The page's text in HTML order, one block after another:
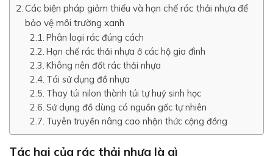
Các biện pháp giảm thiểu và hạn chế rác thải nhựa để
bảo vệ môi trường xanh
Phân loại rác đúng cách
Hạn chế rác thải nhựa ở các hộ gia đình
Không nên đốt rác thải nhựa
Tái sử dụng đồ nhựa
Thay túi nilon thành túi tự huỷ sinh học
Sử dụng đồ dùng có nguồn gốc tự nhiên
Tuyên truyền nâng cao nhận thức cộng đồng
Tác hại của rác thải nhựa là gì